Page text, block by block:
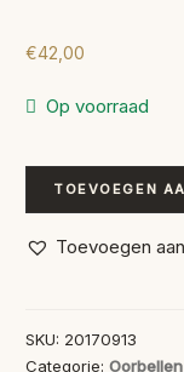
€42,00
Op voorraad
Swarovski
Oorbellen
Druppel
28
mm
TOEVOEGEN
Toevoegen
SKU: 20170913
Categorie:Oorbellen